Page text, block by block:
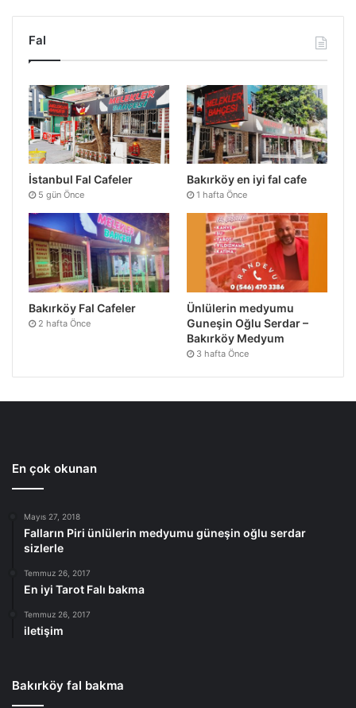
Fal
İstanbul Fal Cafeler
5 gün Önce
Bakırköy en iyi fal cafe
1 hafta Önce
Bakırköy Fal Cafeler
2 hafta Önce
Ünlülerin medyumu
Guneşin Oğlu Serdar –
Bakırköy Medyum
3 hafta Önce
En çok okunan
Mayıs 27, 2018
Falların Piri ünlülerin medyumu güneşin oğlu serdar
sizlerle
Temmuz 26, 2017
En iyi Tarot Falı bakma
Temmuz 26, 2017
iletişim
Bakırköy fal bakma